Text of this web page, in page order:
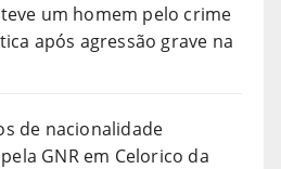
um homem pelo crime
após agressão grave na
de nacionalidade
GNR em Celorico da